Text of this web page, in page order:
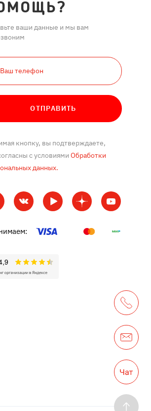
ваши данные и мы вам
ОТПРАВИТЬ
кнопку, вы подтверждаете,
с условиями Обработки
данных.